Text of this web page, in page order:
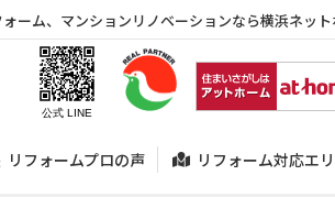
ーム、マンションリノベーションなら横浜ネット
公式 LINE
リフォームプロの声 リフォーム対応エ
リフォームプロの声 リフォーム対応エ